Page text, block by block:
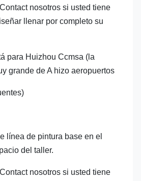
nosotros si usted tiene
llenar por completo su
para Huizhou Ccmsa (la
grande de A hizo aeropuertos
línea de pintura base en el
del taller.
nosotros si usted tiene